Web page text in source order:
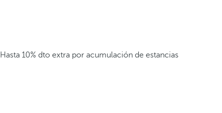
Hasta 10% dto extra por acumulación de estancias